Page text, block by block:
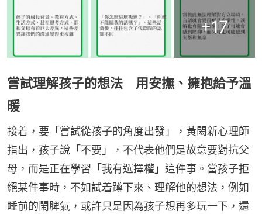
+17
嘗試理解孩子的想法 用安撫、擁抱給予溫
暖
接着，要「嘗試從孩子的角度出發」，黃閎新心理師
指出，孩子說「不要」，不代表他們是故意要對抗父
母，而是正在學習「我有選擇權」這件事。當孩子拒
絕某件事時，不如試着蹲下來、理解他的想法，例如
睡前的鬧脾氣，或許只是因為孩子想再多玩一下，還